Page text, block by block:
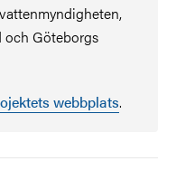
och Göteborgs
webbplats.